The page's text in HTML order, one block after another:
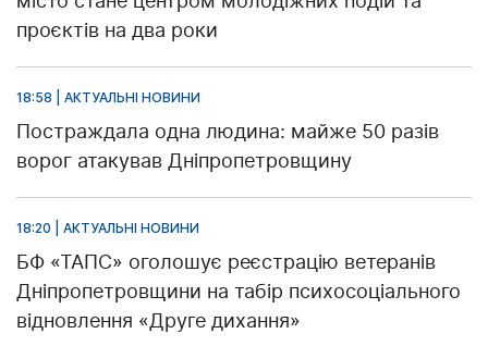
проєктів на два роки
18:58 | АКТУАЛЬНІ НОВИНИ
Постраждала одна людина: майже 50 разів
ворог атакував Дніпропетровщину
18:20 | АКТУАЛЬНІ НОВИНИ
БФ «ТАПС» оголошує реєстрацію ветеранів
Дніпропетровщини на табір психосоціального
відновлення «Друге дихання»